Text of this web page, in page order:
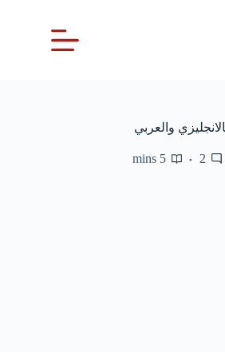
2
5 mins